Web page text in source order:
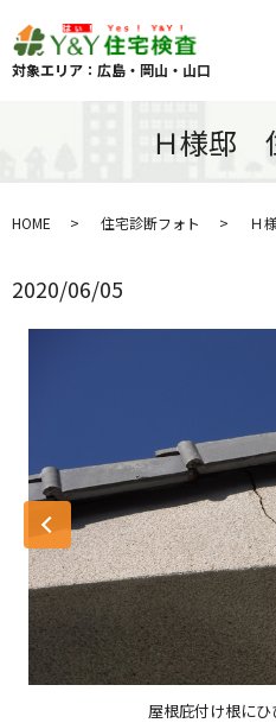
対象エリア：広島・岡山・山口
Ｈ様邸
HOME 住宅診断フォト Ｈ
2020/06/05
屋根庇付け根に